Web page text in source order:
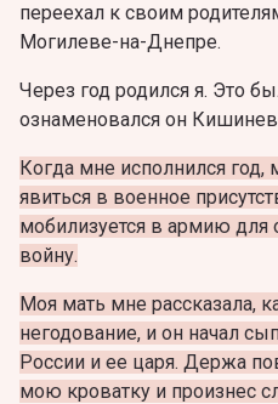
переехал к своим
Могилеве-на-Днепре.
Через год родился я. Это
ознаменовался он
Когда мне исполнился год,
явиться в военное
мобилизуется в армию для
войну.
Моя мать мне рассказала,
негодование, и он начал
России и ее царя. Держа
мою кроватку и произнес